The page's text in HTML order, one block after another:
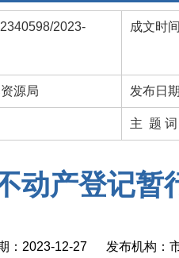
2023- 成文时
源局 发布日
主 题 词
动产登记暂
：2023-12-27 发布机构：